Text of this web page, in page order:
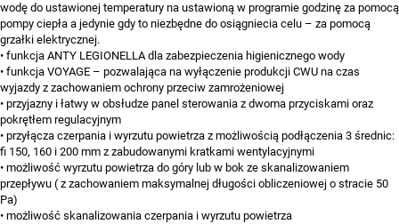
wodę do ustawionej temperatury na ustawioną w programie godzinę za pomocą
pompy ciepła a jedynie gdy to niezbędne do osiągniecia celu – za pomocą
grzałki elektrycznej.
• funkcja ANTY LEGIONELLA dla zabezpieczenia higienicznego wody
• funkcja VOYAGE – pozwalająca na wyłączenie produkcji CWU na czas
wyjazdy z zachowaniem ochrony przeciw zamrożeniowej
• przyjazny i łatwy w obsłudze panel sterowania z dwoma przyciskami oraz
pokrętłem regulacyjnym
• przyłącza czerpania i wyrzutu powietrza z możliwością podłączenia 3 średnic:
fi 150, 160 i 200 mm z zabudowanymi kratkami wentylacyjnymi
• możliwość wyrzutu powietrza do góry lub w bok ze skanalizowaniem
przepływu ( z zachowaniem maksymalnej długości obliczeniowej o stracie 50
Pa)
• możliwość skanalizowania czerpania i wyrzutu powietrza